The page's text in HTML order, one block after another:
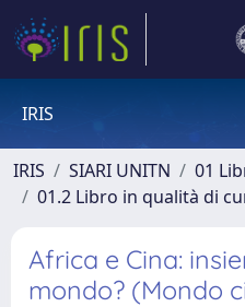
IRIS
IRIS SIARI UNITN
01
01.2 Libro in qualità di
Africa e Cina:
mondo? (Mondo